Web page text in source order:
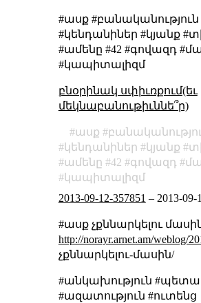
#ասք #բանականություն
#կենդանիներ #կյանք
#ամենը #42 #գովազդ
#կապիտալիզմ
բնօրինակ սփիւռքում(եւ
մեկնաբանութիւննե՞ր)
ասք
կենդանիներ
կյանք
ամենը
42 գովազդ
կապիտալիզմ
2013-09-12-357851 – 2013-09-
#ասք չքննարկելու
http://norayr.arnet.am/weblog/
չքննարկելու-մասին/
#անկախություն
#ազատություն #ուտենց